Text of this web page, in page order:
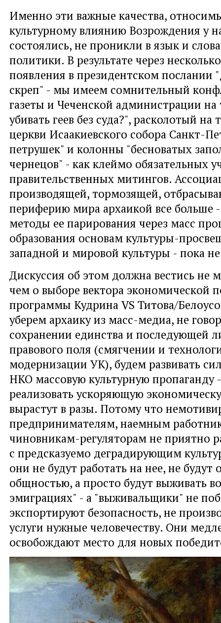
Именно эти важные качества,
культурному влиянию Возрождения у
состоялись, не проникли в язык и
политики. В результате через
появления в президентском послании
скреп" - мы имеем сомнительный
газеты и Чеченской администрации
убивать геев без суда?", расколотый на
церкви Исаакиевского собора Санкт-
петрушек" и колонны "бесноватых
чернецов" - как клеймо обязательных
правительственных митингов.
производящей, тормозящей,
периферию мира архаикой все больше
методы ее парирования через масс
образования основам культуры-
западной и мировой культуры - пока
Дискуссия об этом должна вестись не
чем о выборе вектора экономической
программы Кудрина VS Титова/
уберем архаику из масс-медиа, не
сохранении единства и последующей
правового поля (смягчении и
модернизации УК), будем развивать
НКО массовую культурную пропаганду
реализовать ускоряющую
вырастут в разы. Потому что
предпринимателям, наемным
чиновникам-регуляторам не приятно
с предсказуемо деградирующим
они не будут работать на нее, не будут
общностью, а просто будут выживать
эмиграциях" - а "выживальщики" не
экспортируют безопасность, не
услуги нужные человечеству. Они
освобождают место для новых